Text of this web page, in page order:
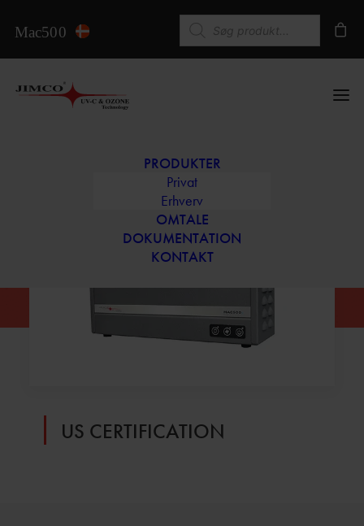
Products search
PRODUKTER
Privat
Erhverv
OMTALE
DOKUMENTATION
KONTAKT
US CERTIFICATION